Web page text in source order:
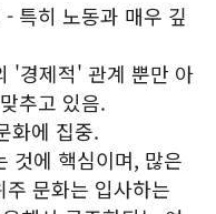
특히 노동과 매우 깊
'경제적' 관계 뿐만 아
추고 있음.
화에 집중.
것에 핵심이며, 많은
문화는 입사하는